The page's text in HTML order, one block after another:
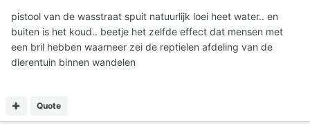
pistool van de wasstraat spuit natuurlijk loei heet water.. en
buiten is het koud.. beetje het zelfde effect dat mensen met
een bril hebben waarneer zei de reptielen afdeling van de
dierentuin binnen wandelen
Quote